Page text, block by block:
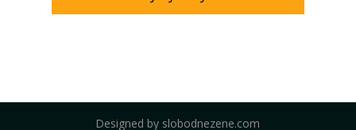
Designed by slobodnezene.com